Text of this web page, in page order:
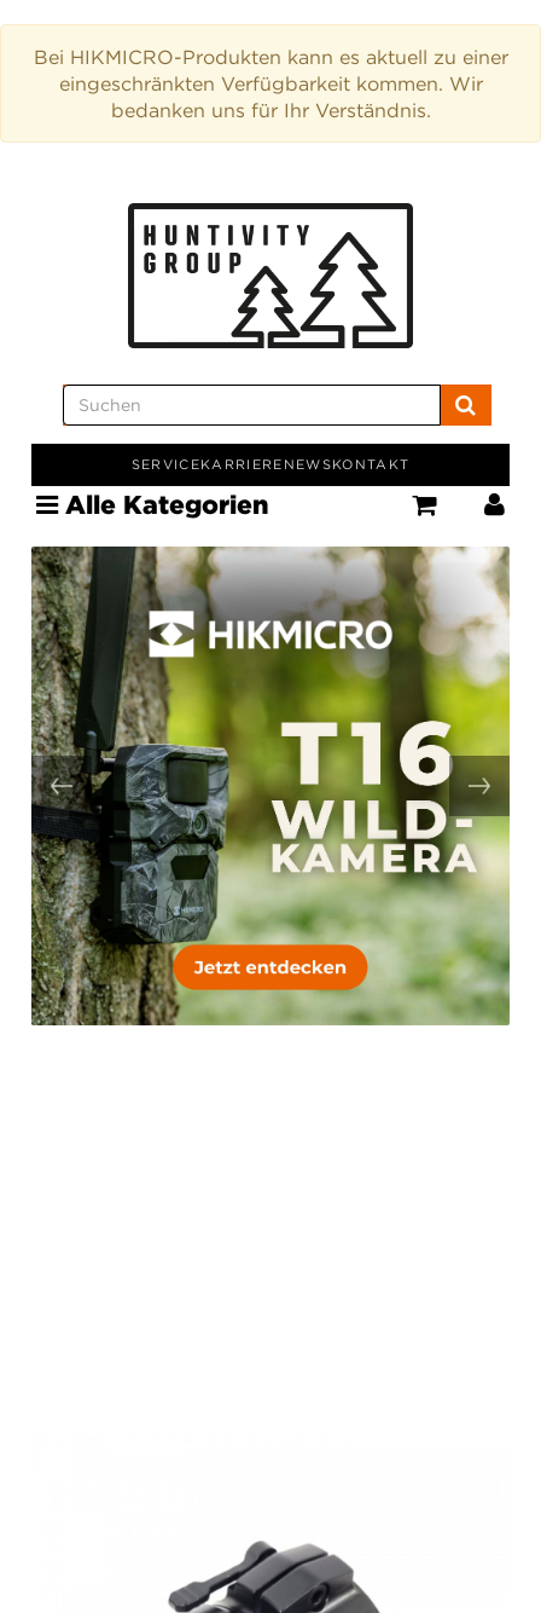
Bei HIKMICRO-Produkten kann es aktuell zu einer
eingeschränkten Verfügbarkeit kommen. Wir
bedanken uns für Ihr Verständnis.
SERVICEKARRIERE NEWSKONTAKT
Alle Kategorien